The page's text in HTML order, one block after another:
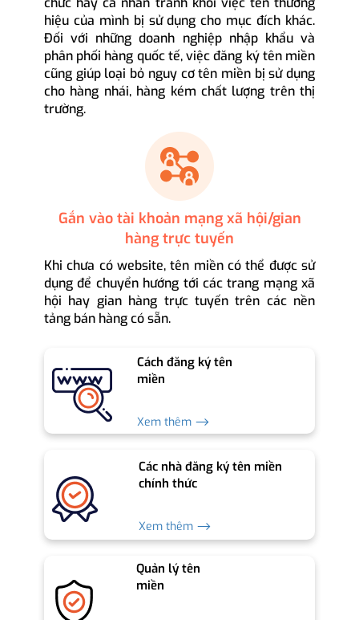
hiệu của mình bị sử dụng cho mục đích khác.
Đối với những doanh nghiệp nhập khẩu và
phân phối hàng quốc tế, việc đăng ký tên miền
cũng giúp loại bỏ nguy cơ tên miền bị sử dụng
cho hàng nhái, hàng kém chất lượng trên thị
trường.
Gắn vào tài khoản mạng xã hội/gian
hàng trực tuyến
Khi chưa có website, tên miền có thể được sử
dụng để chuyển hướng tới các trang mạng xã
hội hay gian hàng trực tuyến trên các nền
tảng bán hàng có sẵn.
Cách đăng ký tên
miền
Xem thêm ⟶
Các nhà đăng ký tên miền
chính thức
Xem thêm ⟶
Quản lý tên
miền